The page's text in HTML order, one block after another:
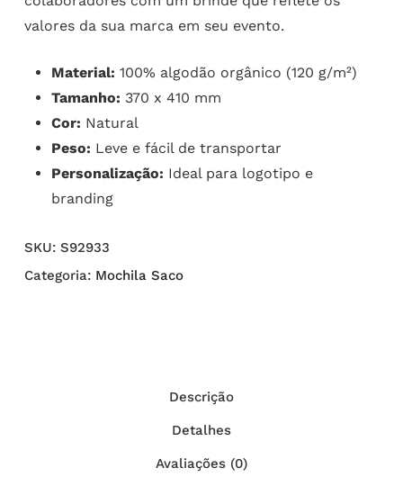
valores da sua marca em seu evento.
Material: 100% algodão orgânico (120 g/m²)
Tamanho: 370 x 410 mm
Cor: Natural
Peso: Leve e fácil de transportar
Personalização: Ideal para logotipo e
branding
SKU: S92933
Categoria: Mochila Saco
Descrição
Detalhes
Avaliações (0)